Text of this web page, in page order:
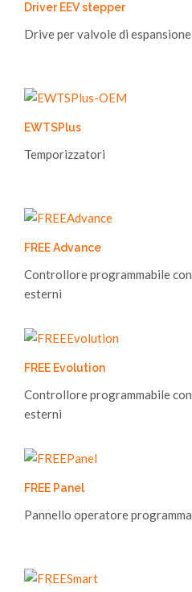
Driver EEV stepper
Drive per valvole di
EWTSPlus
Temporizzatori
FREE Advance
Controllore programmabile
esterni
FREE Evolution
Controllore programmabile
esterni
FREE Panel
Pannello operatore